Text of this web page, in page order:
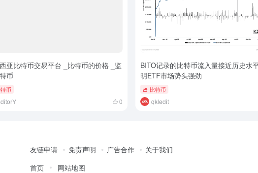
亚比特币交易平台 _比特币的价格 _监
币
币
0
BITO记录的比特币流入量接近历史水
明ETF市场势头强劲
比特币
qkledit
友链申请 免责声明 广告合作
关于我们
首页
网站地图